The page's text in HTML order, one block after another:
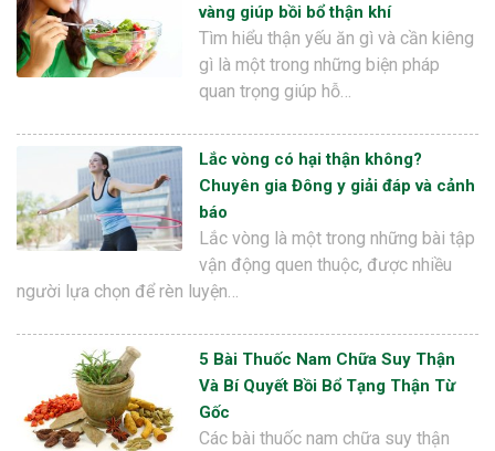
vàng giúp bồi bổ thận khí
Tìm hiểu thận yếu ăn gì và cần kiêng
gì là một trong những biện pháp
quan trọng giúp hỗ…
Lắc vòng có hại thận không?
Chuyên gia Đông y giải đáp và cảnh
báo
Lắc vòng là một trong những bài tập
vận động quen thuộc, được nhiều
người lựa chọn để rèn luyện…
5 Bài Thuốc Nam Chữa Suy Thận
Và Bí Quyết Bồi Bổ Tạng Thận Từ
Gốc
Các bài thuốc nam chữa suy thận